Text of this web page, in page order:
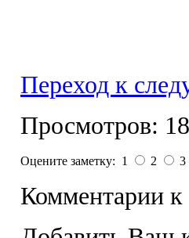
Переход к
Просмотров:
Оцените заметку: 1 2 3
Комментарии к